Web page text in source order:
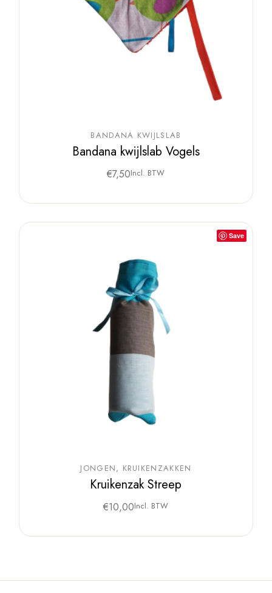
BANDANA KWIJLSLAB
Bandana kwijlslab Vogels
€7,50Incl. BTW
Save
JONGEN KRUIKENZAKKEN
Kruikenzak Streep
€10,00Incl. BTW